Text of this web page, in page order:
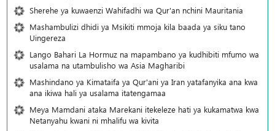
Sherehe ya kuwaenzi Wahifadhi wa Qur'an nchini Mauritania
Mashambulizi dhidi ya Msikiti mmoja kila baada ya siku tano
Uingereza
Lango Bahari La Hormuz na mapambano ya kudhibiti mfumo wa
usalama na utambulisho wa Asia Magharibi
Mashindano ya Kimataifa ya Qur'ani ya Iran yatafanyika ana kwa
ana ikiwa hali ya usalama itatengamaa
Meya Mamdani ataka Marekani itekeleze hati ya kukamatwa kwa
Netanyahu kwani ni mhalifu wa kivita